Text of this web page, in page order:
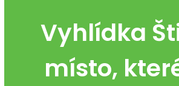
Vyhlídka
místo,